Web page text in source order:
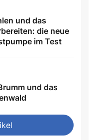
und das
die neue
im Test
und das